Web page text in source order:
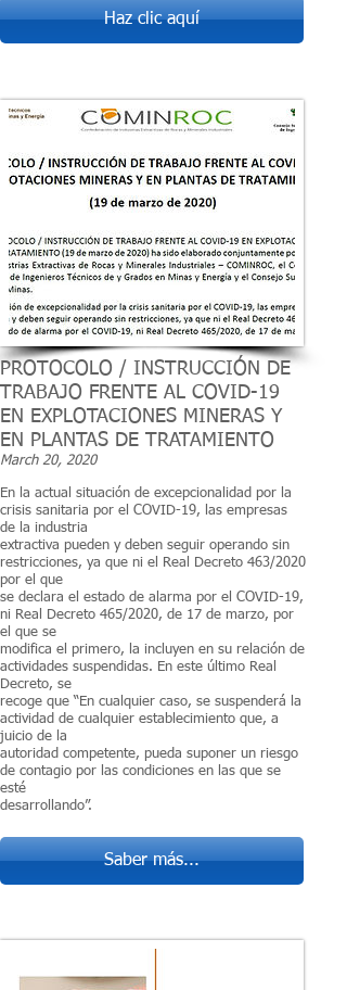
Haz clic aquí
PROTOCOLO / INSTRUCCIÓN DE
TRABAJO FRENTE AL COVID-19
EN EXPLOTACIONES MINERAS Y
EN PLANTAS DE TRATAMIENTO
March 20, 2020
En la actual situación de excepcionalidad por la
crisis sanitaria por el COVID-19, las empresas
de la industria
extractiva pueden y deben seguir operando sin
restricciones, ya que ni el Real Decreto 463/2020
por el que
se declara el estado de alarma por el COVID-19,
ni Real Decreto 465/2020, de 17 de marzo, por
el que se
modifica el primero, la incluyen en su relación de
actividades suspendidas. En este último Real
Decreto, se
recoge que “En cualquier caso, se suspenderá la
actividad de cualquier establecimiento que, a
juicio de la
autoridad competente, pueda suponer un riesgo
de contagio por las condiciones en las que se
esté
desarrollando”.
Saber más...